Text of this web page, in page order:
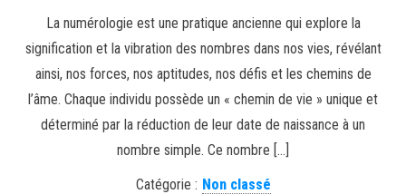
La numérologie est une pratique ancienne qui explore la
signification et la vibration des nombres dans nos vies, révélant
ainsi, nos forces, nos aptitudes, nos défis et les chemins de
l’âme. Chaque individu possède un « chemin de vie » unique et
déterminé par la réduction de leur date de naissance à un
nombre simple. Ce nombre […]
Catégorie : Non classé